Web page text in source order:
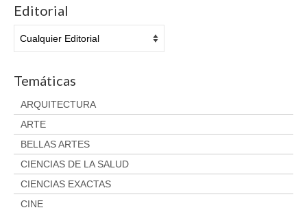
Editorial
Temáticas
ARQUITECTURA
ARTE
BELLAS ARTES
CIENCIAS DE LA SALUD
CIENCIAS EXACTAS
CINE